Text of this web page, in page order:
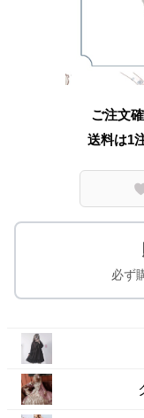
ご注文
送料は1
必ず